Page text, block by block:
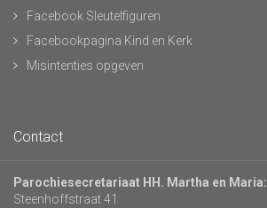
Facebook Sleutelfiguren
Facebookpagina Kind en Kerk
Misintenties opgeven
Contact
Parochiesecretariaat HH. Martha en Maria:
Steenhoffstraat 41